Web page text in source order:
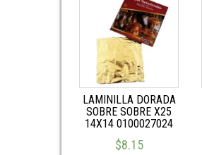
LAMINILLA DORADA
SOBRE SOBRE X25
14X14 0100027024
$8.15